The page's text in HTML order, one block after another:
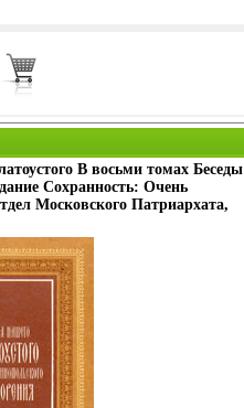
В восьми томах Беседы
Сохранность: Очень
Московского Патриархата,